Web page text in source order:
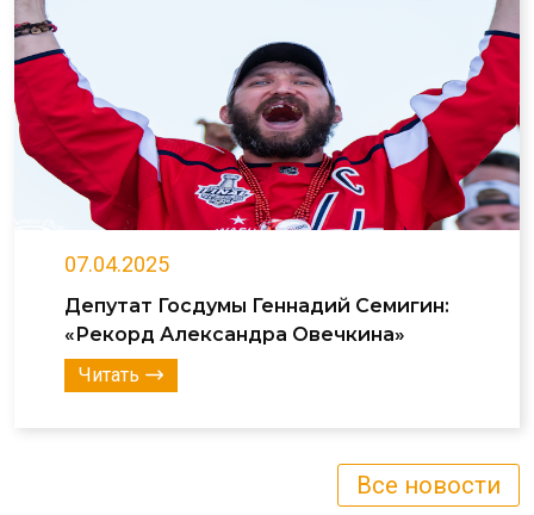
07.04.2025
Депутат Госдумы Геннадий Семигин:
«Рекорд Александра Овечкина»
Читать
Все новости